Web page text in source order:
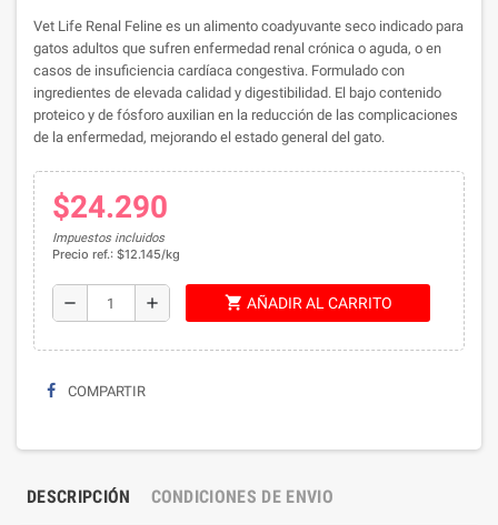
Vet Life Renal Feline es un alimento coadyuvante seco indicado para
gatos adultos que sufren enfermedad renal crónica o aguda, o en
casos de insuficiencia cardíaca congestiva. Formulado con
ingredientes de elevada calidad y digestibilidad. El bajo contenido
proteico y de fósforo auxilian en la reducción de las complicaciones
de la enfermedad, mejorando el estado general del gato.
$24.290
Impuestos incluidos
Precio ref.: $12.145/kg
remove add shopping_cart AÑADIR AL CARRITO
COMPARTIR
DESCRIPCIÓN CONDICIONES DE ENVIO